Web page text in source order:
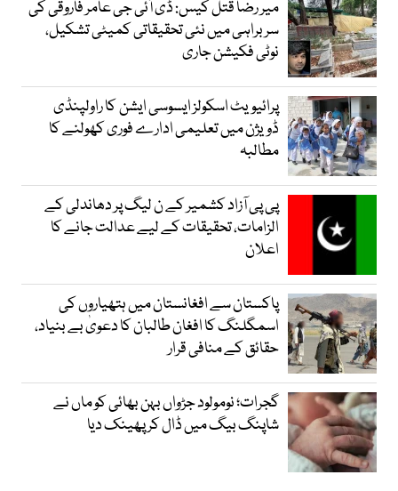
میر رضا قتل کیس: ڈی آئی جی عامر فاروقی کی
سربراہی میں نئی تحقیقاتی کمیٹی تشکیل،
نوٹی فکیشن جاری
پرائیویٹ اسکولز ایسوسی ایشن کا راولپنڈی
ڈویژن میں تعلیمی ادارے فوری کھولنے کا
مطالبہ
پی پی آزاد کشمیر کے ن لیگ پر دھاندلی کے
الزامات، تحقیقات کے لیے عدالت جانے کا
اعلان
پاکستان سے افغانستان میں ہتھیاروں کی
اسمگلنگ کا افغان طالبان کا دعویٰ بے بنیاد،
حقائق کے منافی قرار
گجرات؛ نومولود جڑواں بہن بھائی کو ماں نے
شاپنگ بیگ میں ڈال کر پھینک دیا